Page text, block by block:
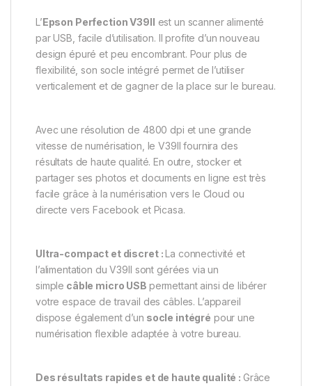
L’Epson Perfection V39II est un scanner alimenté
par USB, facile d’utilisation. Il profite d’un nouveau
design épuré et peu encombrant. Pour plus de
flexibilité, son socle intégré permet de l’utiliser
verticalement et de gagner de la place sur le bureau.
Avec une résolution de 4800 dpi et une grande
vitesse de numérisation, le V39II fournira des
résultats de haute qualité. En outre, stocker et
partager ses photos et documents en ligne est très
facile grâce à la numérisation vers le Cloud ou
directe vers Facebook et Picasa.
Ultra-compact et discret :La connectivité et
l’alimentation du V39II sont gérées via un
simple câble micro USB permettant ainsi de libérer
votre espace de travail des câbles. L’appareil
dispose également d’un socle intégré pour une
numérisation flexible adaptée à votre bureau.
Des résultats rapides et de haute qualité : Grâce